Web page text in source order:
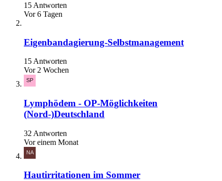
15 Antworten
Vor 6 Tagen
Eigenbandagierung-Selbstmanagement
15 Antworten
Vor 2 Wochen
Lymphödem - OP-Möglichkeiten
(Nord-)Deutschland
32 Antworten
Vor einem Monat
Hautirritationen im Sommer